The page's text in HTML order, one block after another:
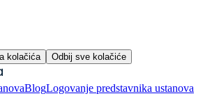
kolačića Odbij sve kolačiće
BlogLogovanje predstavnika ustanova